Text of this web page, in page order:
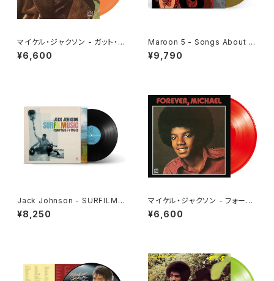
マイケル・ジャクソン - ガット・ト
ゥ・ビー・ゼア[クリア・オレンジ]
(LP重量盤)
¥6,600
Maroon 5 - Songs About J
ane[Gold Vinyl](LP)
¥9,790
Jack Johnson - SURFILMU
SIC(2LP)
¥8,250
マイケル・ジャクソン - フォーエ
ヴァー・マイケル[クリア・レッド]
(LP重量盤)
¥6,600